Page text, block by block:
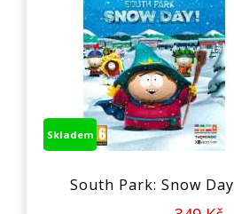
Skladem
South Park: Snow